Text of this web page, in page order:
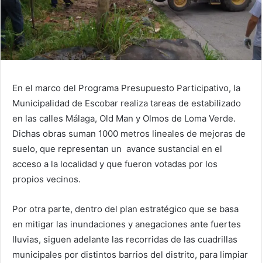
En el marco del Programa Presupuesto Participativo, la
Municipalidad de Escobar realiza tareas de estabilizado
en las calles Málaga, Old Man y Olmos de Loma Verde.
Dichas obras suman 1000 metros lineales de mejoras de
suelo, que representan un avance sustancial en el
acceso a la localidad y que fueron votadas por los
propios vecinos.
Por otra parte, dentro del plan estratégico que se basa
en mitigar las inundaciones y anegaciones ante fuertes
lluvias, siguen adelante las recorridas de las cuadrillas
municipales por distintos barrios del distrito, para limpiar